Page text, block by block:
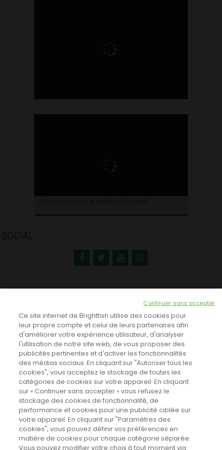
TOUTES LES NEWS
CINEVOX SUR FACEBOOK
Ce site internet de Brightfish utilise des cookies pour
leur propre compte et celui de leurs partenaires afin
d'améliorer votre expérience utilisateur, d'analyser
l'utilisation de notre site web, de vous proposer des
publicités pertinentes et d'activer les fonctionnalités
des médias sociaux. En cliquant sur "Autoriser tous les
cookies", vous acceptez le stockage de toutes les
catégories de cookies sur votre appareil. En cliquant
sur « Continuer sans accepter » vous refusez le
stockage des cookies de fonctionnalité, de
performance et cookies pour une publicité ciblée sur
votre appareil. En cliquant sur "Paramètres des
cookies", vous pouvez définir vos préférences en
matière de cookies pour chaque catégorie séparée.
Vous pouvez modifier votre choix à tout moment via
Continuer sans accepter